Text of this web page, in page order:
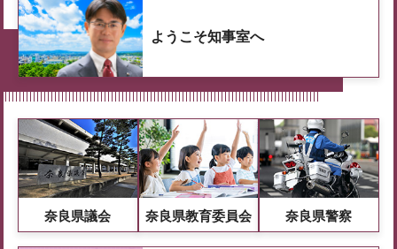
ようこそ知事室へ
奈良県議会 奈良県教育委員会 奈良県警察